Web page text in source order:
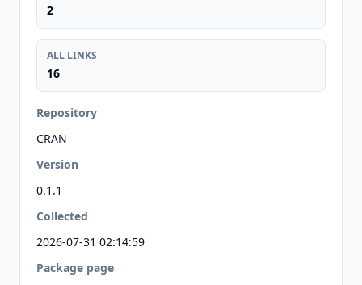
2
ALL LINKS
16
Repository
CRAN
Version
0.1.1
Collected
2026-07-31 02:14:59
Package page